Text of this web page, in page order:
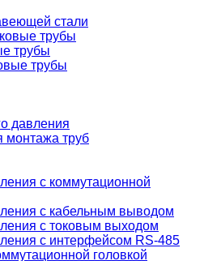
стали
трубы
трубы
трубы
давления
монтажа труб
с коммутационной
с кабельным выводом
с токовым выходом
с интерфейсом RS-485
головкой